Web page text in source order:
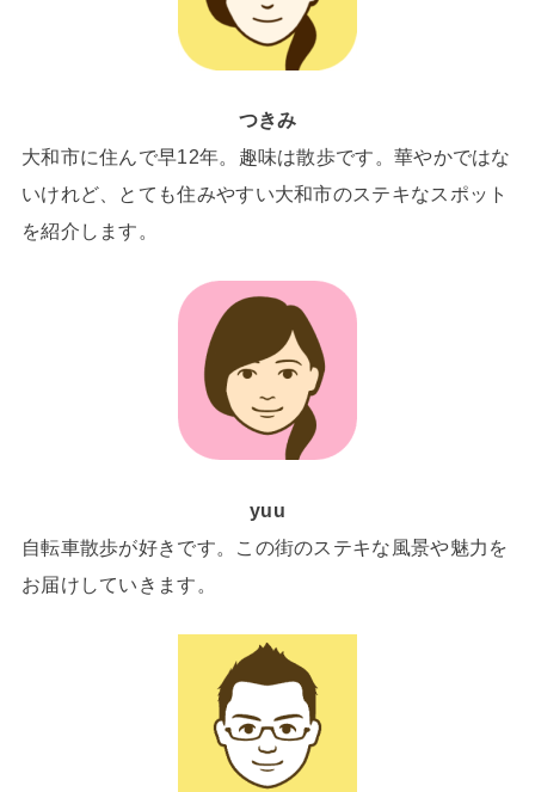
つきみ
大和市に住んで早12年。趣味は散歩です。華やかではな
いけれど、とても住みやすい大和市のステキなスポット
を紹介します。
yuu
自転車散歩が好きです。この街のステキな風景や魅力を
お届けしていきます。